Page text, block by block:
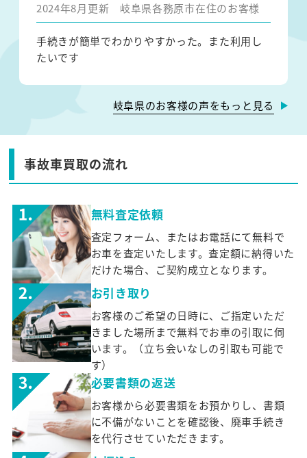
2024年8月更新 岐阜県各務原市在住のお客様
手続きが簡単でわかりやすかった。また利用し
たいです
岐阜県のお客様の声をもっと見る
事故車買取の流れ
無料査定依頼
査定フォーム、またはお電話にて無料で
お車を査定いたします。査定額に納得いた
だけた場合、ご契約成立となります。
お引き取り
お客様のご希望の日時に、ご指定いただ
きました場所まで無料でお車の引取に伺
います。（立ち会いなしの引取も可能で
す）
必要書類の返送
お客様から必要書類をお預かりし、書類
に不備がないことを確認後、廃車手続き
を代行させていただきます。